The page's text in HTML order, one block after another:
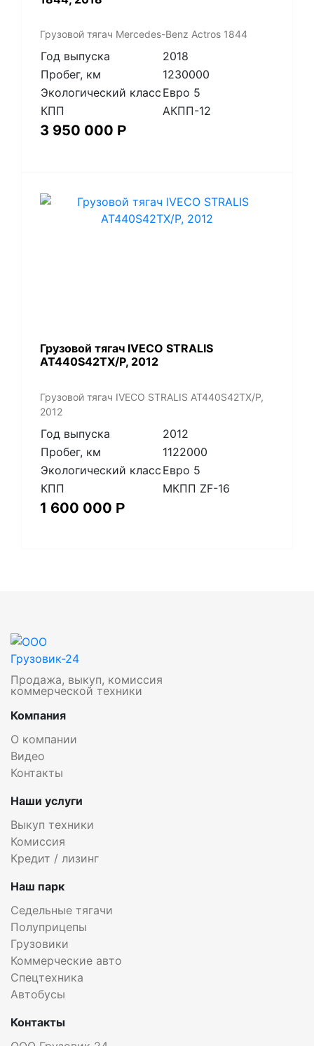
Грузовой тягач Mercedes-Benz Actros 1844
Год выпуска
2018
Пробег, км
1230000
Экологический класс Евро 5
КПП
АКПП-12
3 950 000 Р
Грузовой тягач IVECO STRALIS
AT440S42TX/P, 2012
Грузовой тягач IVECO STRALIS AT440S42TX/P,
2012
Год выпуска
2012
Пробег, км
1122000
Экологический класс Евро 5
КПП
МКПП ZF-16
1 600 000 Р
Продажа, выкуп, комиссия
коммерческой техники
Компания
О компании
Видео
Контакты
Наши услуги
Выкуп техники
Комиссия
Кредит / лизинг
Наш парк
Седельные тягачи
Полуприцепы
Грузовики
Коммерческие авто
Спецтехника
Автобусы
Контакты